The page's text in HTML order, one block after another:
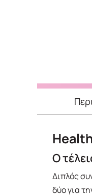
Ο
Διπλός
δύο για